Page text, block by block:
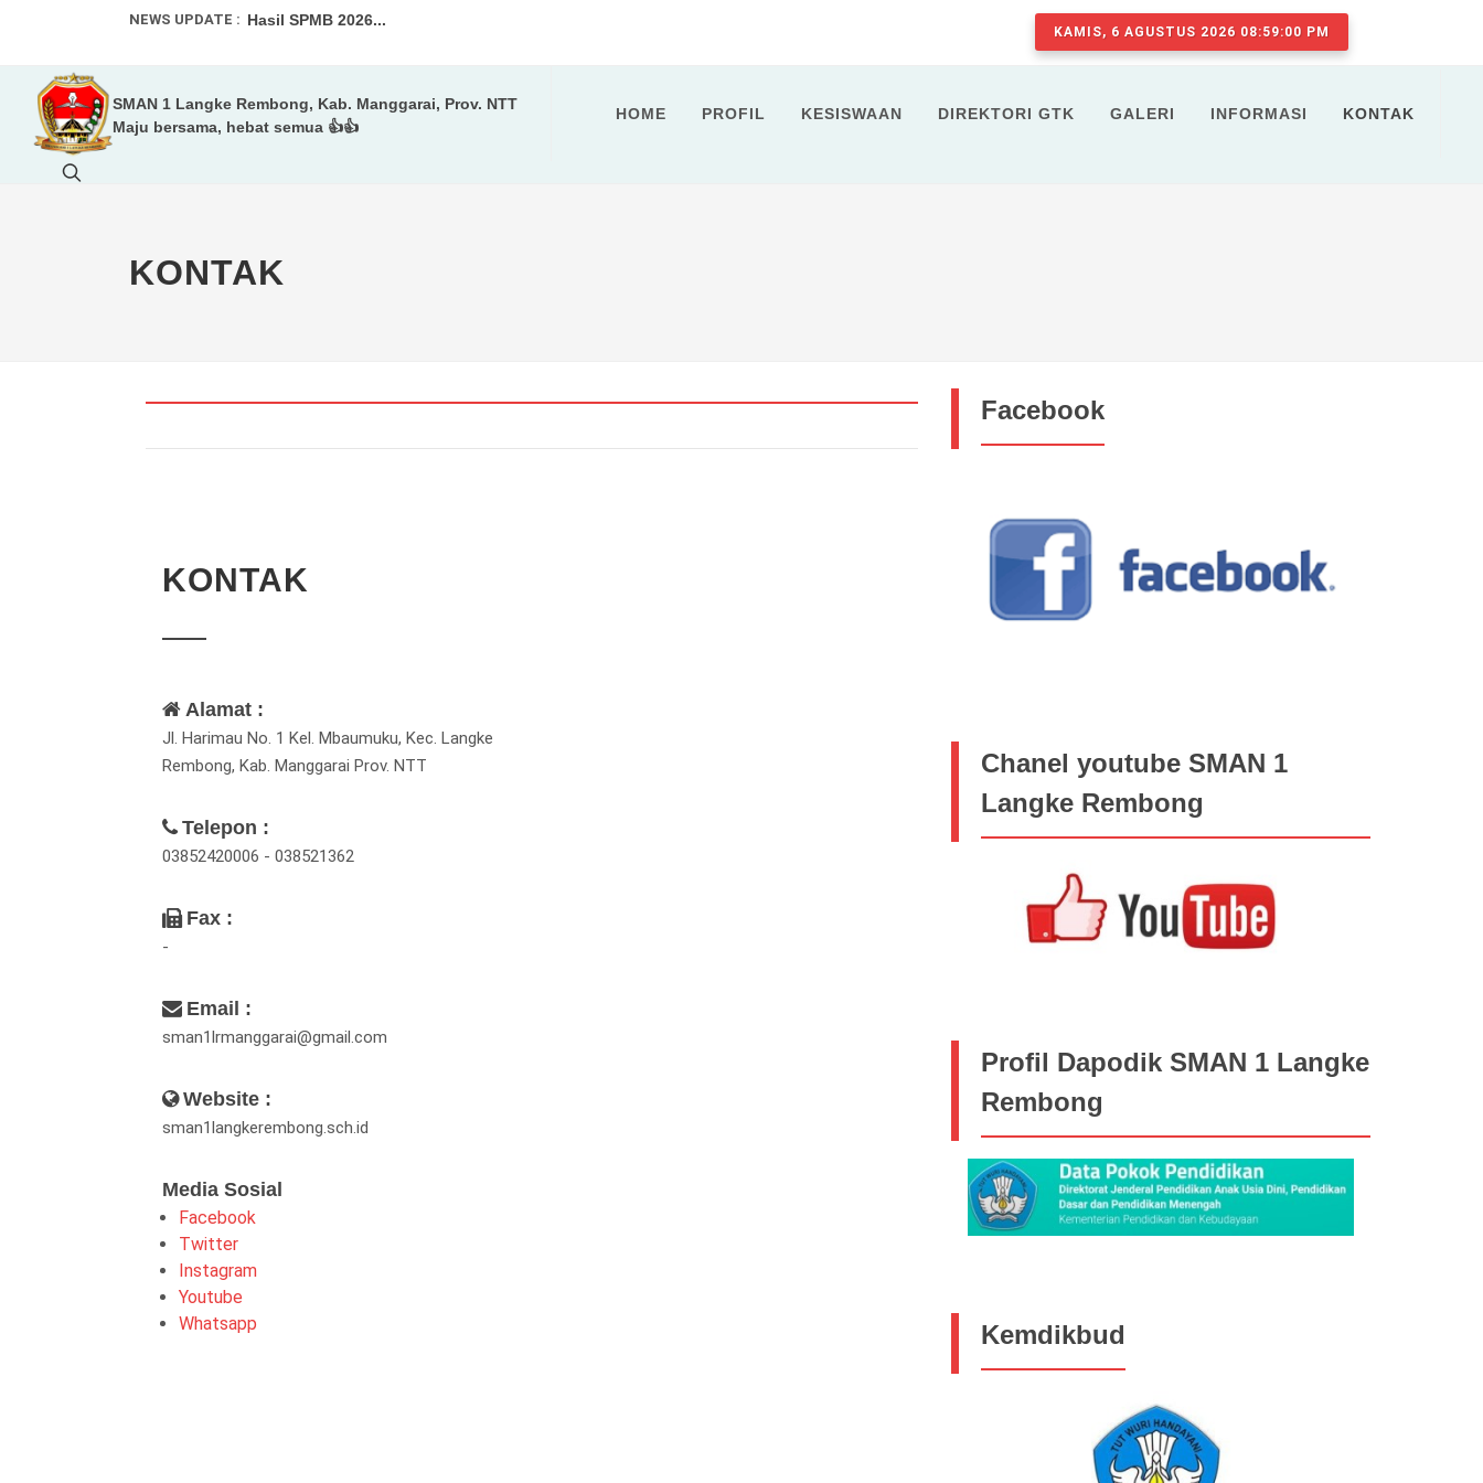
NEWS UPDATE : Hasil SPMB 2026...
Informasi spmb 2026...
KAMIS, 6 AGUSTUS 2026 08:59:01 PM
SMAN 1 Langke Rembong, Kab. Manggarai, Prov. NTT
Maju bersama, hebat semua 👍👍
HOME PROFIL KESISWAAN DIREKTORI GTK GALERI INFORMASI KONTAK
KONTAK
KONTAK
Alamat :
Jl. Harimau No. 1 Kel. Mbaumuku, Kec. Langke
Rembong, Kab. Manggarai Prov. NTT
Telepon :
03852420006 - 038521362
Fax :
-
Email :
sman1lrmanggarai@gmail.com
Website :
sman1langkerembong.sch.id
Media Sosial
Facebook
Twitter
Instagram
Youtube
Whatsapp
Facebook
Chanel youtube SMAN 1
Langke Rembong
Profil Dapodik SMAN 1 Langke
Rembong
Kemdikbud